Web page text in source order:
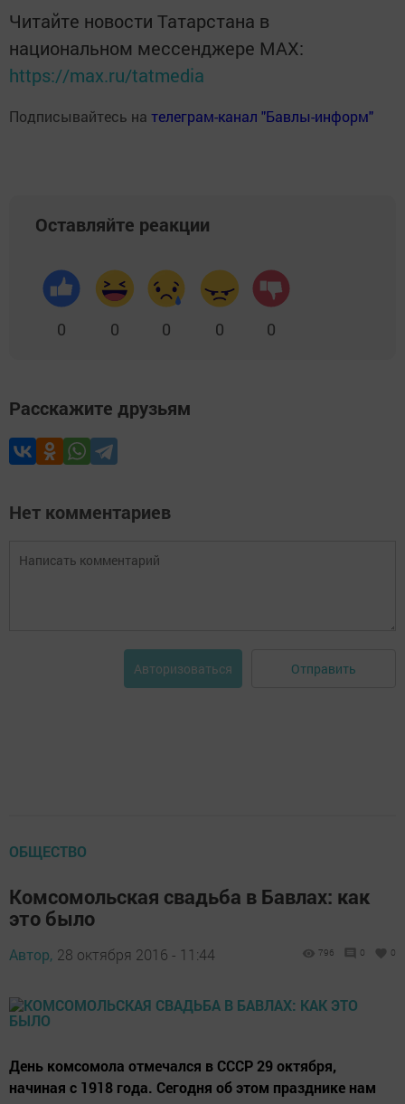
Читайте новости Татарстана в
национальном мессенджере MАХ:
https://max.ru/tatmedia
Подписывайтесь на телеграм-канал "Бавлы-информ"
Оставляйте реакции
0 0 0 0 0
Расскажите друзьям
Нет комментариев
Авторизоваться Отправить
ОБЩЕСТВО
Комсомольская свадьба в Бавлах: как
это было
Автор, 28 октября 2016 - 11:44 796 0 0
День комсомола отмечался в СССР 29 октября,
начиная с 1918 года. Сегодня об этом празднике нам